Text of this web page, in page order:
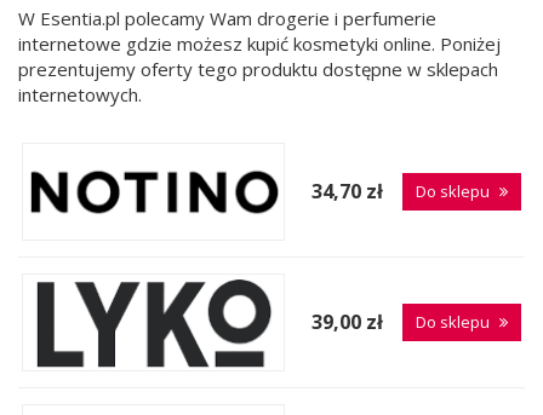
W Esentia.pl polecamy Wam drogerie i perfumerie
internetowe gdzie możesz kupić kosmetyki online. Poniżej
prezentujemy oferty tego produktu dostępne w sklepach
internetowych.
34,70 zł Do sklepu
39,00 zł Do sklepu